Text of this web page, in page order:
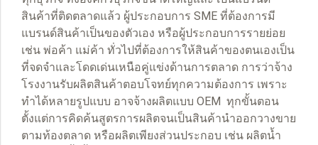
สินค้าที่ติดตลาดแล้ว ผู้ประกอบการ SME ที่ต้องการมี
แบรนด์สินค้าเป็นของตัวเอง หรือผู้ประกอบการรายย่อย
เช่น พ่อค้า แม่ค้า ทั่วไปที่ต้องการให้สินค้าของตนเองเป็น
ที่จดจำและโดดเด่นเหนือคู่แข่งด้านการตลาด การว่าจ้าง
โรงงานรับผลิตสินค้าตอบโจทย์ทุกความต้องการ เพราะ
ทำได้หลายรูปแบบ อาจจ้างผลิตแบบ OEM ทุกขั้นตอน
ตั้งแต่การคิดค้นสูตรการผลิตจนเป็นสินค้านำออกวางขาย
ตามท้องตลาด หรือผลิตเพียงส่วนประกอบ เช่น ผลิตน้ำ